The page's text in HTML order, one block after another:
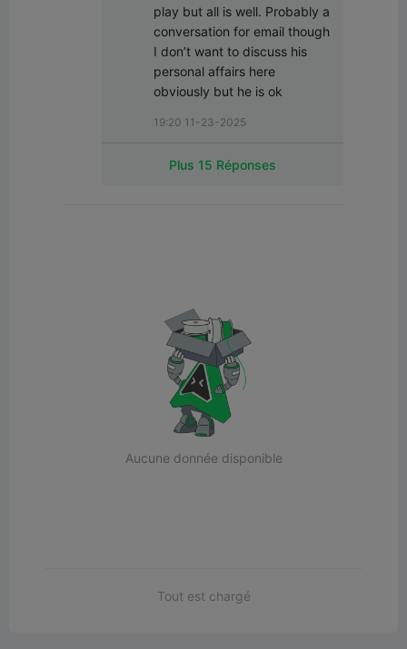
play but all is well. Probably a
conversation for email though
I don’t want to discuss his
personal affairs here
obviously but he is ok
19:20 11-23-2025
Plus 15 Réponses
Aucune donnée disponible
Tout est chargé